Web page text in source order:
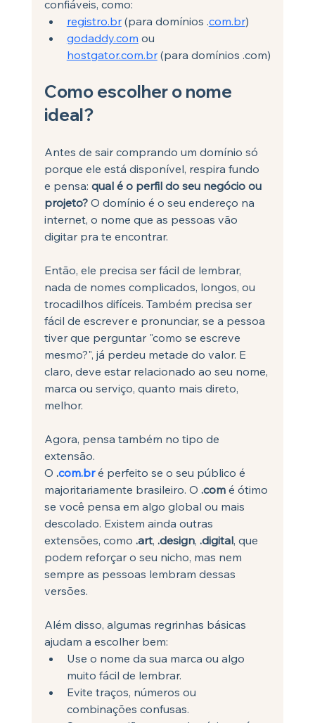
confiáveis, como:
registro.br (para domínios .com.br)
godaddy.com ou
hostgator.com.br (para domínios .com)
Como escolher o nome
ideal?
Antes de sair comprando um domínio só
porque ele está disponível, respira fundo
e pensa: qual é o perfil do seu negócio ou
projeto? O domínio é o seu endereço na
internet, o nome que as pessoas vão
digitar pra te encontrar.
Então, ele precisa ser fácil de lembrar,
nada de nomes complicados, longos, ou
trocadilhos difíceis. Também precisa ser
fácil de escrever e pronunciar, se a pessoa
tiver que perguntar "como se escreve
mesmo?", já perdeu metade do valor. E
claro, deve estar relacionado ao seu nome,
marca ou serviço, quanto mais direto,
melhor.
Agora, pensa também no tipo de
extensão.
O .com.br é perfeito se o seu público é
majoritariamente brasileiro. O .com é ótimo
se você pensa em algo global ou mais
descolado. Existem ainda outras
extensões, como .art, .design, .digital, que
podem reforçar o seu nicho, mas nem
sempre as pessoas lembram dessas
versões.
Além disso, algumas regrinhas básicas
ajudam a escolher bem:
Use o nome da sua marca ou algo
muito fácil de lembrar.
Evite traços, números ou
combinações confusas.